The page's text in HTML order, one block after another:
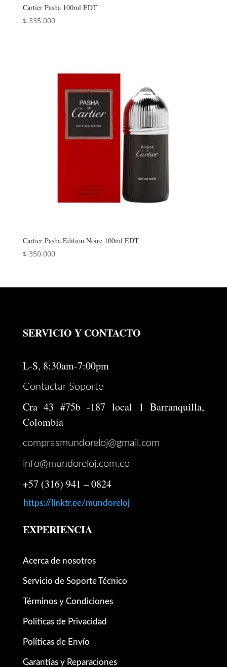
Cartier Pasha 100ml EDT
$ 335.000
Cartier Pasha Edition Noire 100ml EDT
$ 350.000
SERVICIO Y CONTACTO
L-S, 8:30am-7:00pm
Contactar Soporte
Cra 43 #75b -187 local 1 Barranquilla,
Colombia
comprasmundoreloj@gmail.com
info@mundoreloj.com.co
+57 (316) 941 – 0824
https://linktr.ee/mundoreloj
EXPERIENCIA
Acerca de nosotros
Servicio de Soporte Técnico
Términos y Condiciones
Políticas de Privacidad
Políticas de Envío
Garantías y Reparaciones